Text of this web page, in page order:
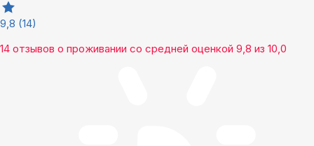
9,8 (14)
14 отзывов о проживании со средней оценкой 9,8 из 10,0